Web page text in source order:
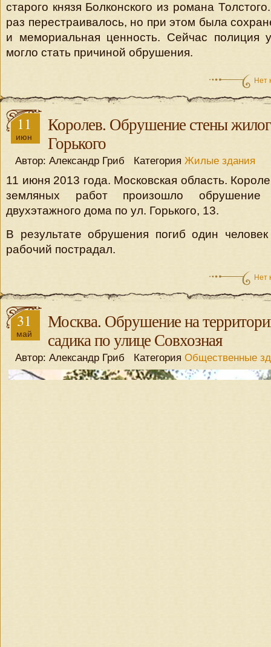
старого князя Болконского из романа
раз перестраивалось, но при этом была
и мемориальная ценность. Сейчас полиция
могло стать причиной обрушения.
Нет
11
июн
Королев. Обрушение стены
Горького
Автор: Александр Гриб Категория Жилые здания
11 июня 2013 года. Московская область.
земляных работ произошло обрушение
двухэтажного дома по ул. Горького, 13.
В результате обрушения погиб один
рабочий пострадал.
Нет
31
май
Москва. Обрушение на
садика по улице Совхозная
Автор: Александр Гриб Категория Общественные